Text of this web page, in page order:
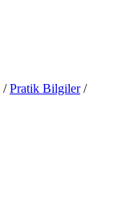
/Pratik Bilgiler/